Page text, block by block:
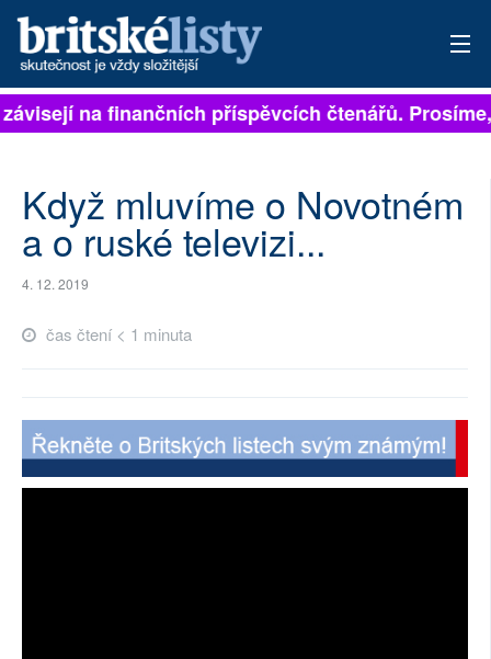
PŘIHLÁSIT
ARCHIV
AUTOŘI
na finančních příspěvcích čtenářů.
Když mluvíme o Novotném
a o ruské televizi...
4. 12. 2019
čas čtení < 1 minuta